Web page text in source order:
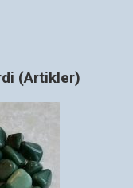
(Artikler)